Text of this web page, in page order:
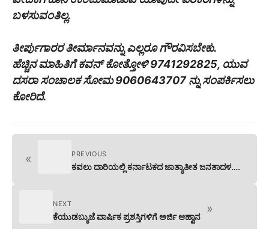
ಬಳಸುವಂತಿಲ್ಲ.
ತೀರ್ಪುಗಾರರ ತೀರ್ಮಾನವನ್ನು ಎಲ್ಲರೂ ಗೌರವಿಸಬೇಕು.
ಹೆಚ್ಚಿನ ಮಾಹಿತಿಗೆ ಕವನ್ ಕೋತ್ತೋಳಿ 9741292825, ಯುವ
ದಸರಾ ಸಂಚಾಲಕ ಸೋಮ 9060643707 ನ್ನು ಸಂಪರ್ಕಿಸಲು
ಕೋರಿದೆ.
« PREVIOUS
ಕವಲು ದಾರಿಯಲ್ಲಿ ಕರ್ನಾಟಕದ ಜಾತ್ಯಾತೀತ ಜನತಾದಳ….
NEXT
ಕೆಯುಡಬ್ಯುಜೆ ವಾರ್ಷಿಕ ಪ್ರಶಸ್ತಿಗಳಿಗೆ ಅರ್ಜಿ ಆಹ್ವಾನ
»